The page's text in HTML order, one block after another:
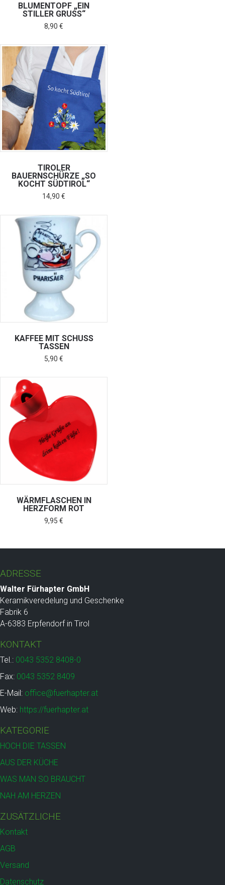
BLUMENTOPF „EIN
STILLER GRUSS“
8,90 €
TIROLER
BAUERNSCHÜRZE „SO
KOCHT SÜDTIROL“
14,90 €
KAFFEE MIT SCHUSS
TASSEN
5,90 €
WÄRMFLASCHEN IN
HERZFORM ROT
9,95 €
ADRESSE
Walter Fürhapter GmbH
Keramikveredelung und Geschenke
Fabrik 6
A-6383 Erpfendorf in Tirol
KONTAKT
Tel.: 0043 5352 8408-0
Fax: 0043 5352 8409
E-Mail: office@fuerhapter.at
Web: https://fuerhapter.at
KATEGORIE
HOCH DIE TASSEN
AUS DER KÜCHE
WAS MAN SO BRAUCHT
NAH AM HERZEN
ZUSÄTZLICHE
Kontakt
AGB
Versand
Datenschutz